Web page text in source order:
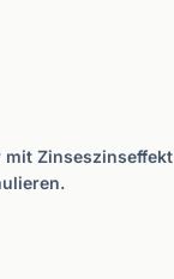
mit Zinseszinseffekt